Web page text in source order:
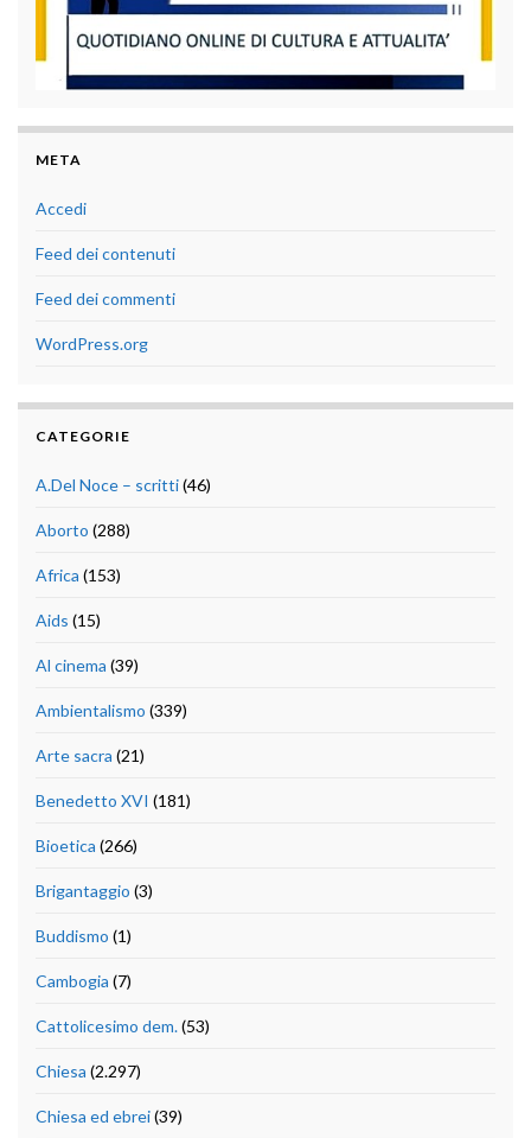
META
Accedi
Feed dei contenuti
Feed dei commenti
WordPress.org
CATEGORIE
A.Del Noce – scritti(46)
Aborto (288)
Africa (153)
Aids (15)
Al cinema (39)
Ambientalismo (339)
Arte sacra (21)
Benedetto XVI (181)
Bioetica (266)
Brigantaggio (3)
Buddismo (1)
Cambogia (7)
Cattolicesimo dem.(53)
Chiesa (2.297)
Chiesa ed ebrei(39)